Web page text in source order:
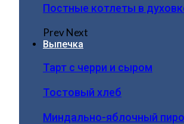
Постные котлеты в
PrevNext
Выпечка
Тарт с черри и сыром
Тостовый хлеб
Миндально-яблочный